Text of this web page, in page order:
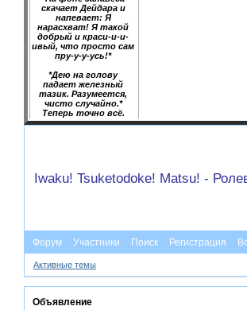
скачает Дейдара и
напевает: Я
нарасхват! Я такой
добрый и краси-и-и-
ивый, что просто сам
пру-у-у-усь!*
*Дею на голову
падает железный
тазик. Разумеется,
чисто случайно.*
Теперь точно всё.
Iwaku! Tsuketodoke! Matsu! -
Форум Участники Поиск Регистрация
Активные темы
Объявление